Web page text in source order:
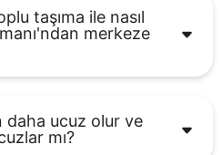
taşıma ile nasıl
merkeze
daha ucuz olur ve
mı?